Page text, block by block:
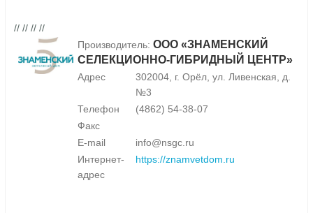
// // // //
Производитель: ООО «ЗНАМЕНСКИЙ
СЕЛЕКЦИОННО-ГИБРИДНЫЙ ЦЕНТР»
Адрес
302004, г. Орёл, ул. Ливенская, д.
№3
Телефон
(4862) 54-38-07
Факс
E-mail
info@nsgc.ru
Интернет-
адрес
https://znamvetdom.ru